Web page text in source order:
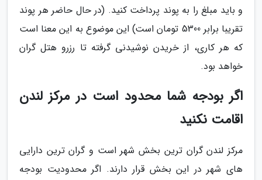
و باید مبلغ را به پوند پرداخت کنید. (در حال حاضر هر پوند
تقریبا برابر 5300 تومان است) این موضوع به این معنا است
که هر کاری، از خریدن نوشیدنی گرفته تا رزرو هتل گران
خواهد بود.
اگر بودجه شما محدود است در مرکز لندن
اقامت نکنید
مرکز لندن گران ترین بخش شهر است و گران ترین دارایی
های شهر در این بخش قرار دارند. اگر محدودیت بودجه